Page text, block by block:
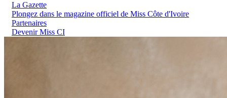
La Gazette
Plongez dans le magazine officiel de Miss Côte d'Ivoire
Partenaires
Devenir Miss CI